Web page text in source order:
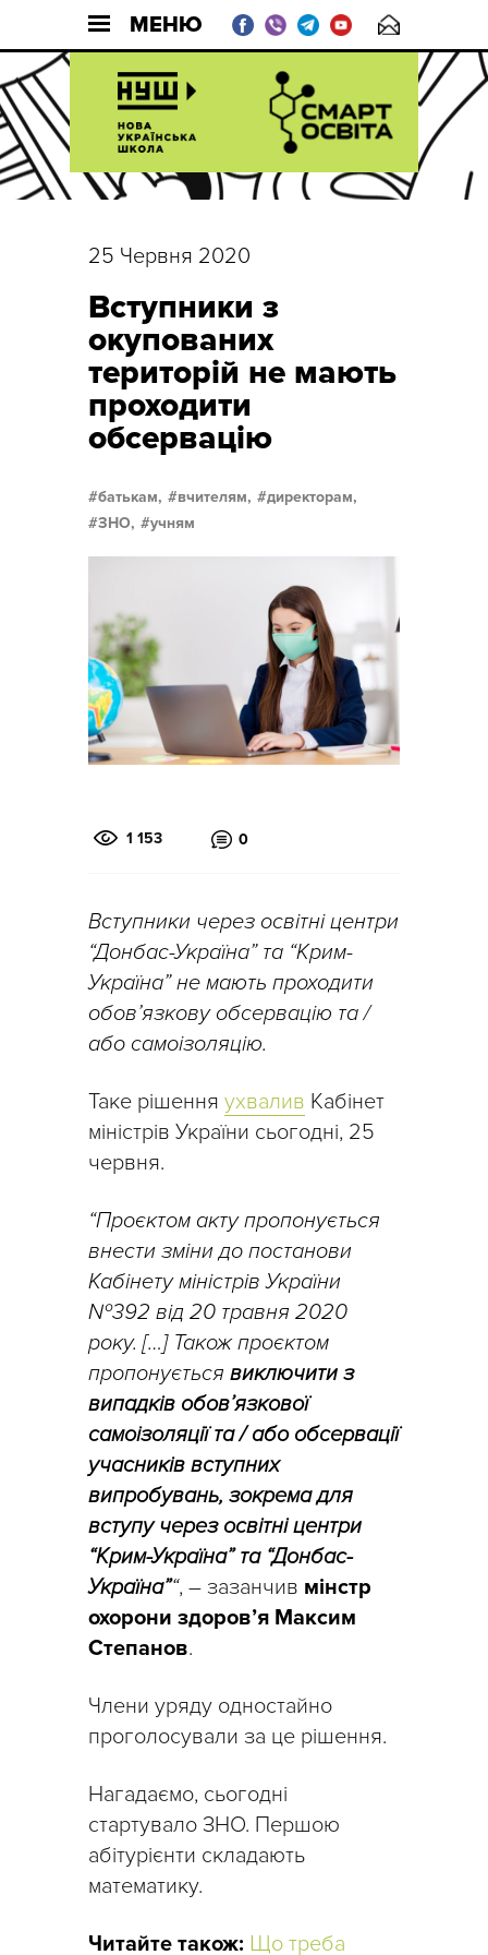
МЕНЮ
25 Червня 2020
Вступники з
окупованих
територій не мають
проходити
обсервацію
батькам, вчителям,
директорам,
ЗНО,
учням
1 153 0
Вступники через освітні центри
“Донбас-Україна” та “Крим-
Україна” не мають проходити
обов’язкову обсервацію та /
або самоізоляцію.
Таке рішення ухвалив Кабінет
міністрів України сьогодні, 25
червня.
“Проєктом акту пропонується
внести зміни до постанови
Кабінету міністрів України
№392 від 20 травня 2020
року. […] Також проєктом
пропонується виключити з
випадків обов’язкової
самоізоляції та / або обсервації
учасників вступних
випробувань, зокрема для
вступу через освітні центри
“Крим-Україна” та “Донбас-
Україна”“, – зазанчив мінстр
охорони здоров’я Максим
Степанов.
Члени уряду одностайно
проголосували за це рішення.
Нагадаємо, сьогодні
стартувало ЗНО. Першою
абітурієнти складають
математику.
Читайте також: Що треба